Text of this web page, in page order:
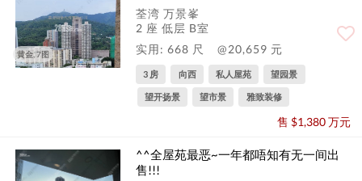
黄金, 7图
荃湾 万景峯
2 座 低层 B室
实用: 668 尺
@20,659 元
3 房 向西 私人屋苑 望园景
望开扬景 望市景 雅致装修
售 $1,380 万元
^^全屋苑最恶~一年都唔知有无一间出
售!!!